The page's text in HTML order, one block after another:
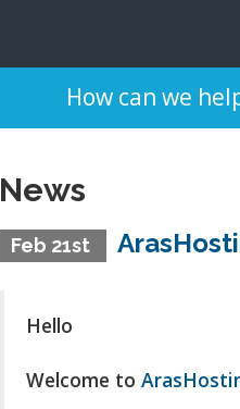
How can we
News
Feb 21st
Hello
Welcome to